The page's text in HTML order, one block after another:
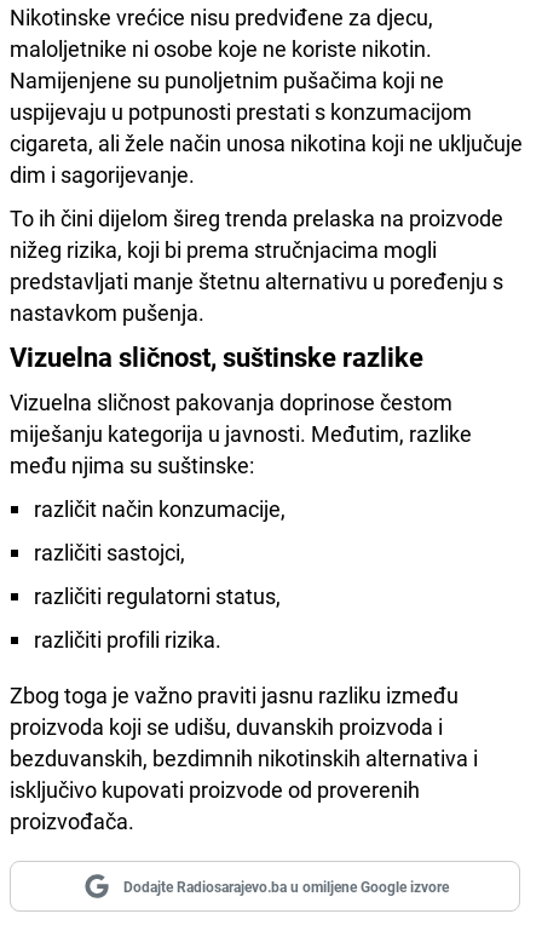
Nikotinske vrećice nisu predviđene za djecu,
maloljetnike ni osobe koje ne koriste nikotin.
Namijenjene su punoljetnim pušačima koji ne
uspijevaju u potpunosti prestati s konzumacijom
cigareta, ali žele način unosa nikotina koji ne uključuje
dim i sagorijevanje.
To ih čini dijelom šireg trenda prelaska na proizvode
nižeg rizika, koji bi prema stručnjacima mogli
predstavljati manje štetnu alternativu u poređenju s
nastavkom pušenja.
Vizuelna sličnost, suštinske razlike
Vizuelna sličnost pakovanja doprinose čestom
miješanju kategorija u javnosti. Međutim, razlike
među njima su suštinske:
različit način konzumacije,
različiti sastojci,
različiti regulatorni status,
različiti profili rizika.
Zbog toga je važno praviti jasnu razliku između
proizvoda koji se udišu, duvanskih proizvoda i
bezduvanskih, bezdimnih nikotinskih alternativa i
isključivo kupovati proizvode od proverenih
proizvođača.
Dodajte Radiosarajevo.ba u omiljene Google izvore